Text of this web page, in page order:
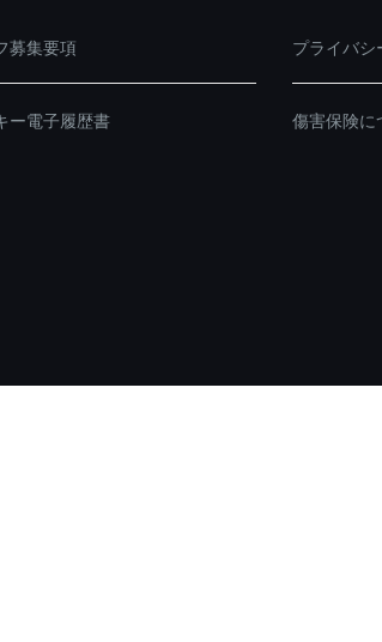
レッスンの同行
募集要項
ー電子履歴書
プライバシ
傷害保険に